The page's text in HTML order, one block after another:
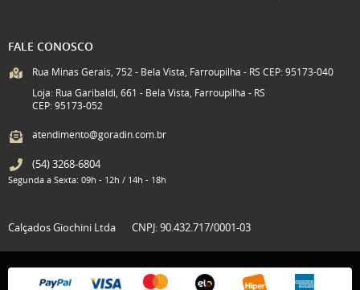
FALE CONOSCO
Rua Minas Gerais, 752 - Bela Vista, Farroupilha - RS CEP: 95173-040
Loja: Rua Garibaldi, 661 - Bela Vista, Farroupilha - RS
CEP: 95173-052
atendimento@goradin.com.br
(54)3268-6804
Segunda a Sexta: 09h - 12h / 14h - 18h
Calçados Giochini Ltda CNPJ: 90.432.717/0001-03